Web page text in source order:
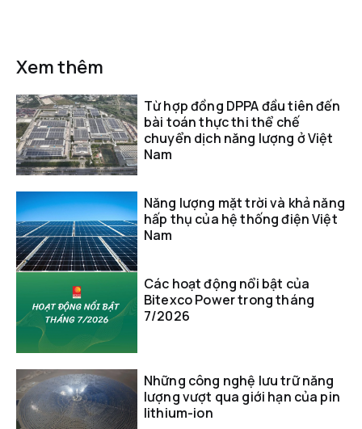
Xem thêm
Từ hợp đồng DPPA đầu tiên đến
bài toán thực thi thể chế
chuyển dịch năng lượng ở Việt
Nam
Năng lượng mặt trời và khả năng
hấp thụ của hệ thống điện Việt
Nam
Các hoạt động nổi bật của
Bitexco Power trong tháng
7/2026
Những công nghệ lưu trữ năng
lượng vượt qua giới hạn của pin
lithium-ion